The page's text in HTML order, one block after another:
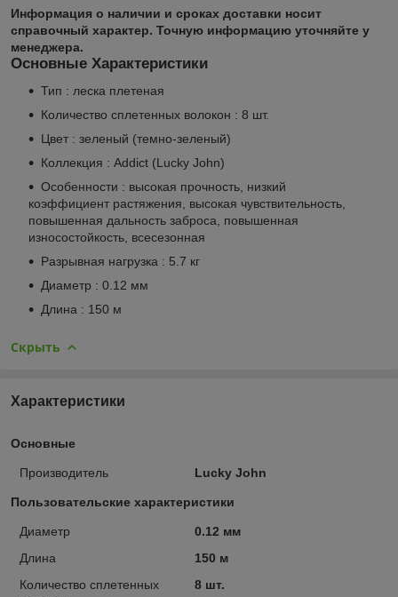
Информация о наличии и сроках доставки носит
справочный характер. Точную информацию уточняйте у
менеджера.
Основные Характеристики
Тип : леска плетеная
Количество сплетенных волокон : 8 шт.
Цвет : зеленый (темно-зеленый)
Коллекция : Addict (Lucky John)
Особенности : высокая прочность, низкий
коэффициент растяжения, высокая чувствительность,
повышенная дальность заброса, повышенная
износостойкость, всесезонная
Разрывная нагрузка : 5.7 кг
Диаметр : 0.12 мм
Длина : 150 м
Скрыть
Характеристики
Основные
Производитель Lucky John
Пользовательские характеристики
Диаметр
0.12 мм
Длина
150 м
Количество сплетенных
8 шт.